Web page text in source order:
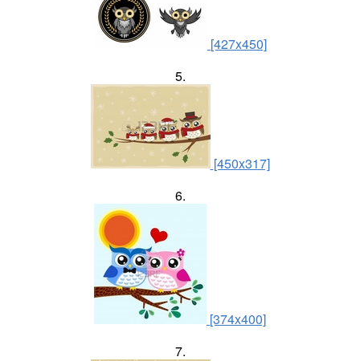
[427x450]
5.
[450x317]
6.
[374x400]
7.